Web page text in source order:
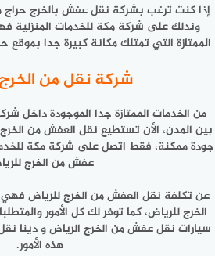
إذا كنت ترغب بشركة نقل عفش بالخرج
وندلك على شركة مكة للخدمات
الممتازة التي تمتلك مكانة كبيرة جدا بموقع
شركة نقل من
من الخدمات الممتازة جدا الموجودة داخل
بين المدن، الأن تستطيع نقل العفش من
جودة ممكنة، فقط اتصل على شركة مكة
عفش من الخرج
عن تكلفة نقل العفش من الخرج للرياض
الخرج للرياض، كما توفر لك كل الأمور
سيارات نقل عفش من الخرج الرياض و دينا
هذه الأمور.